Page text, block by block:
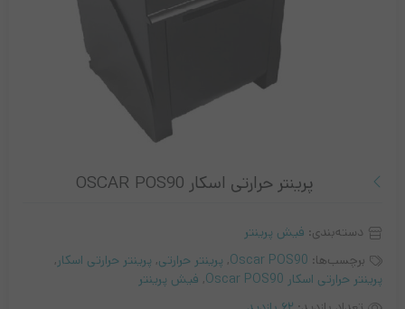
پرینتر حرارتی اسکار OSCAR POS90
دسته‌بندی: فیش پرینتر
برچسب‌ها: Oscar POS90
, پرینتر حرارتی, پرینتر حرارتی اسکار,
پرینتر حرارتی اسکار Oscar POS90
, فیش پرینتر